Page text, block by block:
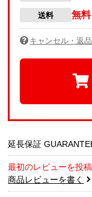
送料 無料
キャンセル・返品
延長保証
最初のレビューを投
商品レビューを書く